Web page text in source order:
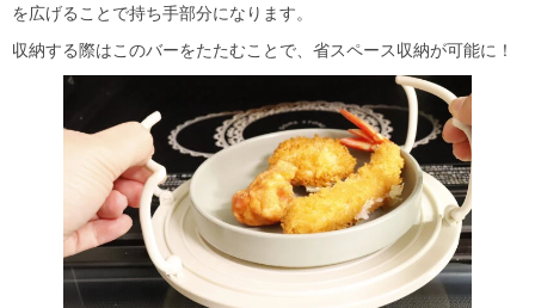
を広げることで持ち手部分になります。
収納する際はこのバーをたたむことで、省スペース収納が可能に！